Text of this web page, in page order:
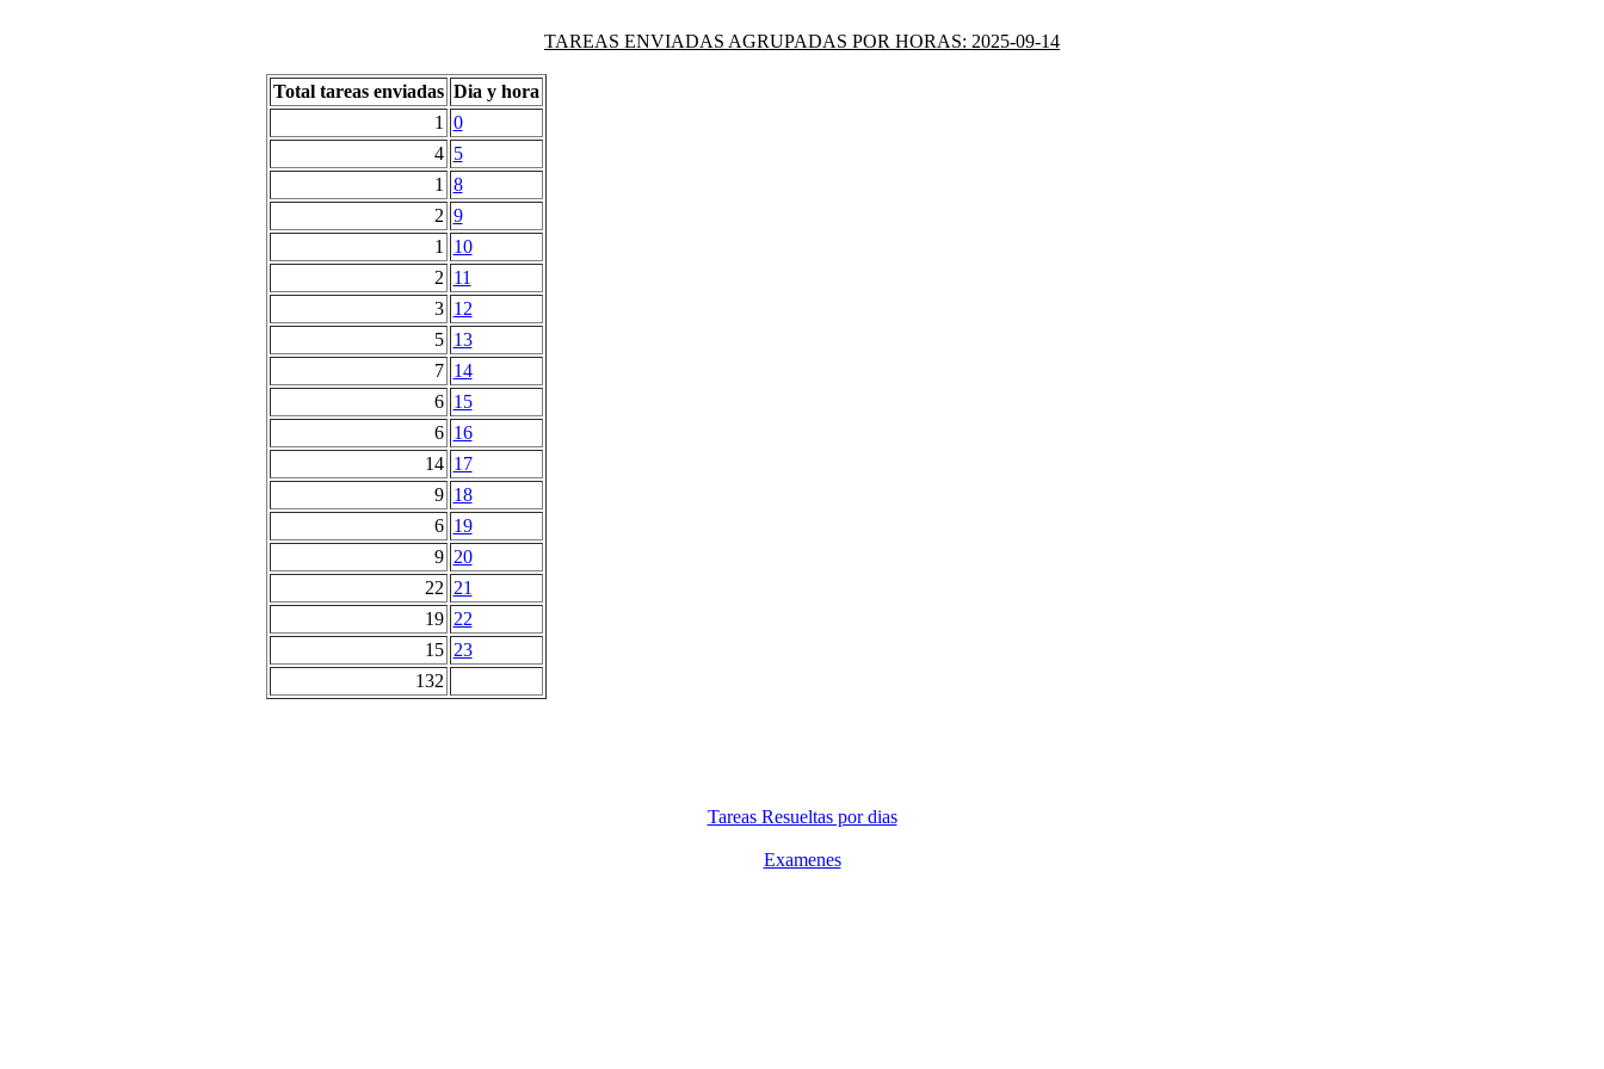
TAREAS ENVIADAS AGRUPADAS POR HORAS: 2025-09-14
Total tareas enviadas Dia y hora
1
0
4 5
1
8
2 9
1
10
2 11
3 12
5 13
7 14
6 15
6 16
14 17
9 18
6 19
9 20
22 21
19 22
15 23
132
Tareas Resueltas por dias
Examenes